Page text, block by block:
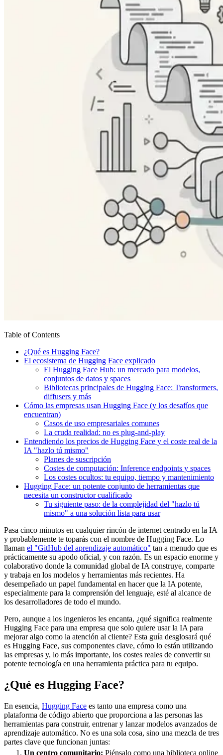
Table of Contents
¿Qué es Hugging Face?
El ecosistema de Hugging Face explicado
El Hugging Face Hub: un mercado para modelos,
conjuntos de datos y spaces
Bibliotecas principales de Hugging Face: Transformers,
diffusers y más
Cómo las empresas usan Hugging Face (y los desafíos que
encuentran)
Casos de uso empresariales comunes
La cruda realidad: no es plug-and-play
Entendiendo los precios de Hugging Face y el coste real de la
IA "hazlo tú mismo"
Planes de suscripción
Costes de computación: Inference endpoints y spaces
Los costes ocultos: tu equipo, tiempo y mantenimiento
Hugging Face: un potente conjunto de herramientas que
necesita un constructor cualificado
Tu siguiente paso: de la complejidad del "hazlo tú
mismo" a una solución lista para usar
Pasa cinco minutos en cualquier rincón de internet centrado en la IA
y probablemente te toparás con el nombre de Hugging Face. Lo
llaman el "GitHub del aprendizaje automático" tan a menudo que es
prácticamente su apodo oficial, y con razón. Es un espacio enorme y
colaborativo donde la comunidad global de IA construye, comparte
y trabaja en los modelos y herramientas más recientes. Ha
desempeñado un papel fundamental en hacer que la IA potente,
especialmente para la comprensión del lenguaje, esté al alcance de
los desarrolladores de todo el mundo.
Pero, aunque a los ingenieros les encanta, ¿qué significa realmente
Hugging Face para una empresa que solo quiere usar la IA para
mejorar algo como la atención al cliente? Esta guía desglosará qué
es Hugging Face, sus componentes clave, cómo lo están utilizando
las empresas y, lo más importante, los costes reales de convertir su
potente tecnología en una herramienta práctica para tu equipo.
¿Qué es Hugging Face?
En esencia, Hugging Face es tanto una empresa como una
plataforma de código abierto que proporciona a las personas las
herramientas para construir, entrenar y lanzar modelos avanzados de
aprendizaje automático. No es una sola cosa, sino una mezcla de tres
partes clave que funcionan juntas:
Un centro comunitario: Piénsalo como una biblioteca online